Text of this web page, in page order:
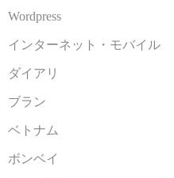
Wordpress
インターネット・モバイル
ダイアリ
ブラン
ベトナム
ボンベイ